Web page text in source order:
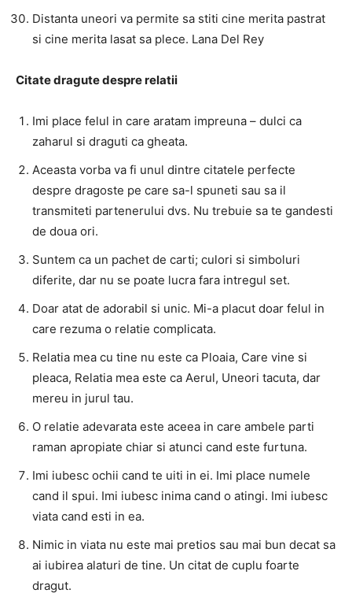
Distanta uneori va permite sa stiti cine merita pastrat
si cine merita lasat sa plece. Lana Del Rey
Citate dragute despre relatii
Imi place felul in care aratam impreuna – dulci ca
zaharul si draguti ca gheata.
Aceasta vorba va fi unul dintre citatele perfecte
despre dragoste pe care sa-l spuneti sau sa il
transmiteti partenerului dvs. Nu trebuie sa te gandesti
de doua ori.
Suntem ca un pachet de carti; culori si simboluri
diferite, dar nu se poate lucra fara intregul set.
Doar atat de adorabil si unic. Mi-a placut doar felul in
care rezuma o relatie complicata.
Relatia mea cu tine nu este ca Ploaia, Care vine si
pleaca, Relatia mea este ca Aerul, Uneori tacuta, dar
mereu in jurul tau.
O relatie adevarata este aceea in care ambele parti
raman apropiate chiar si atunci cand este furtuna.
Imi iubesc ochii cand te uiti in ei. Imi place numele
cand il spui. Imi iubesc inima cand o atingi. Imi iubesc
viata cand esti in ea.
Nimic in viata nu este mai pretios sau mai bun decat sa
ai iubirea alaturi de tine. Un citat de cuplu foarte
dragut.